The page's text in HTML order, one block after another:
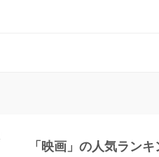
「映画」の人気ラン